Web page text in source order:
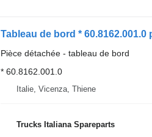
Tableau de bord *
Pièce détachée - tableau de bord
* 60.8162.001.0
Italie, Vicenza, Thiene
Trucks Italiana Spareparts